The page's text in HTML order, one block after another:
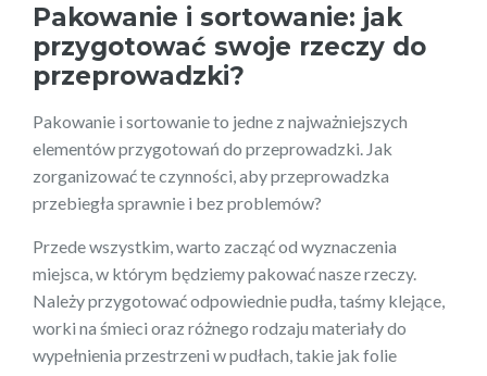
Pakowanie i sortowanie: jak
przygotować swoje rzeczy do
przeprowadzki?
Pakowanie i sortowanie to jedne z najważniejszych
elementów przygotowań do przeprowadzki. Jak
zorganizować te czynności, aby przeprowadzka
przebiegła sprawnie i bez problemów?
Przede wszystkim, warto zacząć od wyznaczenia
miejsca, w którym będziemy pakować nasze rzeczy.
Należy przygotować odpowiednie pudła, taśmy klejące,
worki na śmieci oraz różnego rodzaju materiały do
wypełnienia przestrzeni w pudłach, takie jak folie